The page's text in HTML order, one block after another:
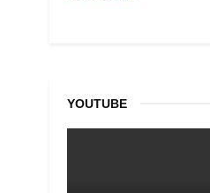
YOUTUBE